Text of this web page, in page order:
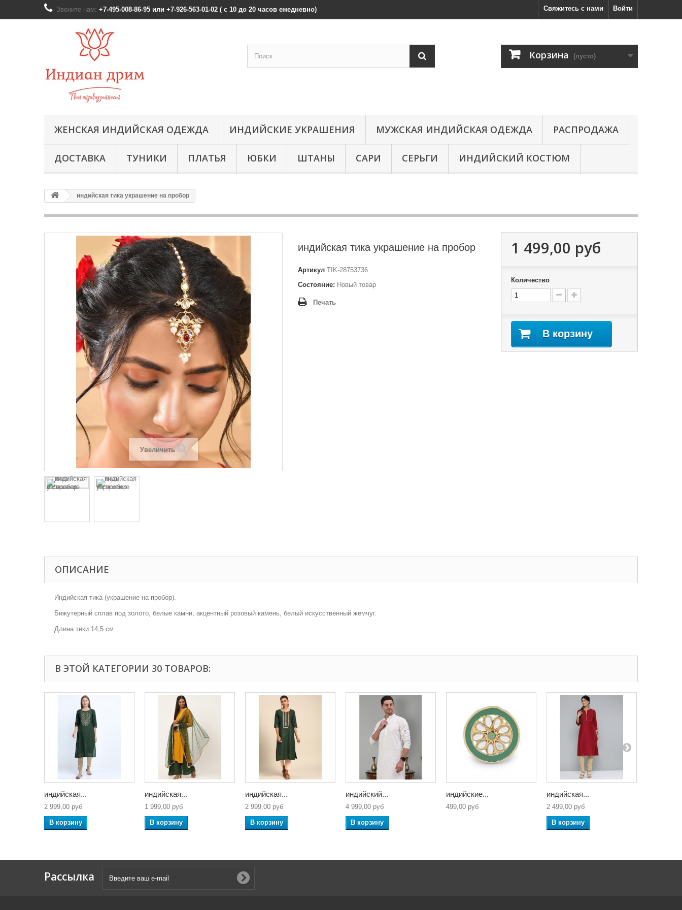
Войти
Свяжитесь с нами
Звоните нам: +7-495-008-86-95 или +7-926-563-01-02 ( с 10 до 20 часов ежедневно)
Корзина (пусто)
ЖЕНСКАЯ ИНДИЙСКАЯ ОДЕЖДА ИНДИЙСКИЕ УКРАШЕНИЯ МУЖСКАЯ ИНДИЙСКАЯ ОДЕЖДА РАСПРОДАЖА
ДОСТАВКА ТУНИКИ ПЛАТЬЯ ЮБКИ ШТАНЫ САРИ СЕРЬГИ ИНДИЙСКИЙ КОСТЮМ
индийская тика украшение на пробор
Увеличить
индийская тика украшение на пробор
Артикул TIK-28753736
Состояние: Новый товар
Печать
1 499,00 руб
Количество
В корзину
ОПИСАНИЕ
Индийская тика (украшение на пробор).
Бижутерный сплав под золото, белые камни, акцентный розовый камень, белый искусственный жемчуг.
Длина тики 14,5 см
В ЭТОЙ КАТЕГОРИИ 30 ТОВАРОВ:
индийская...
2 999,00 руб
В корзину
индийская...
1 999,00 руб
В корзину
индийская...
2 999,00 руб
В корзину
индийский...
4 999,00 руб
В корзину
индийские...
499,00 руб
индийская...
2 499,00 руб
В корзину
Рассылка